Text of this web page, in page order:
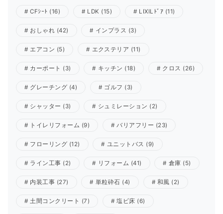
CFｼｰﾄ (16) LDK (15) LIXILﾄﾞｱ (11)
おしゃれ (42) インプラス (3)
エアコン (5) エクステリア (11)
カーポート (3) キッチン (18) クロス (26)
グレーチング (4) ゴルフ (3)
シャッター (3) シュミレーション (2)
トイレリフォーム (9) バリアフリー (23)
フローリング (12) ユニットバス (9)
ライン工事 (2) リフォーム (41) 倉庫 (5)
内装工事 (27) 単粒砕石 (4) 和風 (2)
土間コンクリート (7) 塩ビ床 (6)